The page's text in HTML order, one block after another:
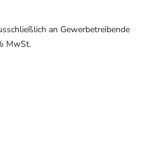
an Gewerbetreibende
MwSt.